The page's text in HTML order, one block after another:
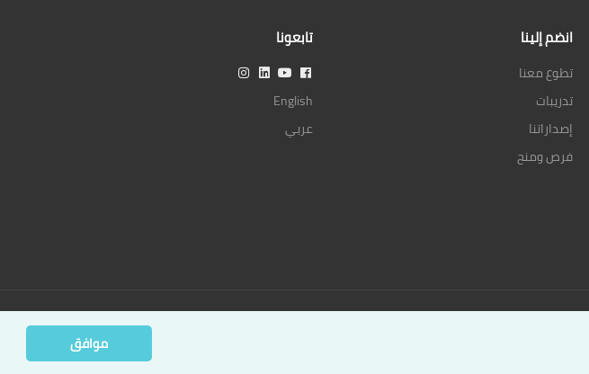
موافق
انضم إلينا
تطوع معنا
تدريبات
إصداراتنا
فرص ومنح
تابعونا
English
عربي